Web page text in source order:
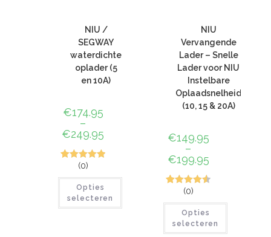
NIU /
SEGWAY
waterdichte
oplader (5
en 10A)
€174.95
–
€249.95
Gewaardeerd
5.00op 5
gebaseerd
opklant
(0)
Opties
selecteren
NIU
Vervangende
Lader – Snelle
Lader voor NIU
Instelbare
Oplaadsnelheid
(10, 15 & 20A)
€149.95
–
€199.95
Gewaardeer
d4.58op 5
gebaseerd
opklant
(0)
Opties
selecteren